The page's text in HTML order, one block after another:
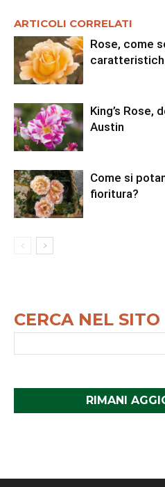
ARTICOLI CORRELATI
Rose, come
King’s Rose,
Austin
Come si
fioritura?
CERCA NEL SITO
RIMANI